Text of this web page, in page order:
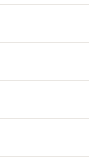
ราฟิกเว็บมากกว่า